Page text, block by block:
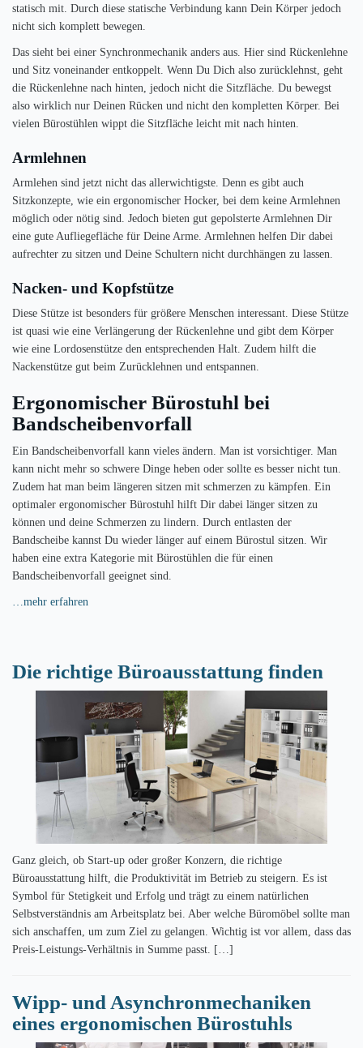
statisch mit. Durch diese statische Verbindung kann Dein Körper jedoch
nicht sich komplett bewegen.
Das sieht bei einer Synchronmechanik anders aus. Hier sind Rückenlehne
und Sitz voneinander entkoppelt. Wenn Du Dich also zurücklehnst, geht
die Rückenlehne nach hinten, jedoch nicht die Sitzfläche. Du bewegst
also wirklich nur Deinen Rücken und nicht den kompletten Körper. Bei
vielen Bürostühlen wippt die Sitzfläche leicht mit nach hinten.
Armlehnen
Armlehen sind jetzt nicht das allerwichtigste. Denn es gibt auch
Sitzkonzepte, wie ein ergonomischer Hocker, bei dem keine Armlehnen
möglich oder nötig sind. Jedoch bieten gut gepolsterte Armlehnen Dir
eine gute Aufliegefläche für Deine Arme. Armlehnen helfen Dir dabei
aufrechter zu sitzen und Deine Schultern nicht durchhängen zu lassen.
Nacken- und Kopfstütze
Diese Stütze ist besonders für größere Menschen interessant. Diese Stütze
ist quasi wie eine Verlängerung der Rückenlehne und gibt dem Körper
wie eine Lordosenstütze den entsprechenden Halt. Zudem hilft die
Nackenstütze gut beim Zurücklehnen und entspannen.
Ergonomischer Bürostuhl bei
Bandscheibenvorfall
Ein Bandscheibenvorfall kann vieles ändern. Man ist vorsichtiger. Man
kann nicht mehr so schwere Dinge heben oder sollte es besser nicht tun.
Zudem hat man beim längeren sitzen mit schmerzen zu kämpfen. Ein
optimaler ergonomischer Bürostuhl hilft Dir dabei länger sitzen zu
können und deine Schmerzen zu lindern. Durch entlasten der
Bandscheibe kannst Du wieder länger auf einem Bürostul sitzen. Wir
haben eine extra Kategorie mit Bürostühlen die für einen
Bandscheibenvorfall geeignet sind.
…mehr erfahren
Die richtige Büroausstattung finden
Ganz gleich, ob Start-up oder großer Konzern, die richtige
Büroausstattung hilft, die Produktivität im Betrieb zu steigern. Es ist
Symbol für Stetigkeit und Erfolg und trägt zu einem natürlichen
Selbstverständnis am Arbeitsplatz bei. Aber welche Büromöbel sollte man
sich anschaffen, um zum Ziel zu gelangen. Wichtig ist vor allem, dass das
Preis-Leistungs-Verhältnis in Summe passt. […]
Wipp- und Asynchronmechaniken
eines ergonomischen Bürostuhls